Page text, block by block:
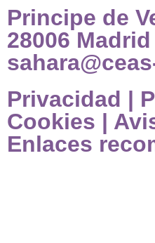
Principe de
28006
Privacidad |
Cookies |
Enlaces